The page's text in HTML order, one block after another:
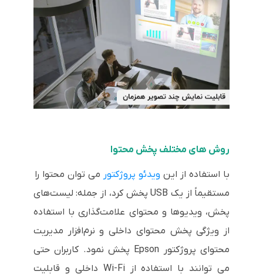
روش های مختلف پخش محتوا
با استفاده از این ویدئو پروژکتور می توان محتوا را
مستقیماً از یک USB پخش کرد، از جمله: لیست‌های
پخش، ویدیوها و محتوای علامت‌گذاری با استفاده
از ویژگی پخش محتوای داخلی و نرم‌افزار مدیریت
محتوای پروژکتور Epson پخش نمود. کاربران حتی
می توانند با استفاده از Wi-Fi داخلی و قابلیت